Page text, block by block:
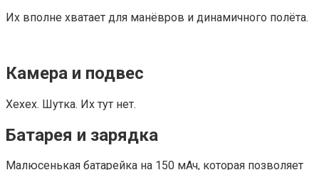
Их вполне хватает для манёвров и динамичного полёта.
Камера и подвес
Хехех. Шутка. Их тут нет.
Батарея и зарядка
Малюсенькая батарейка на 150 мАч, которая позволяет